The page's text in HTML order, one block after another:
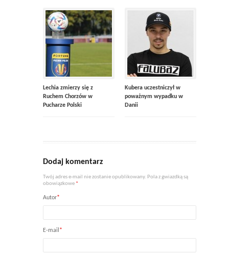
Lechia zmierzy się z
Ruchem Chorzów w
Pucharze Polski
Kubera uczestniczył w
poważnym wypadku w
Danii
Dodaj komentarz
Twój adres e-mail nie zostanie opublikowany. Pola z gwiazdką są
obowiązkowe *
Autor*
E-mail*